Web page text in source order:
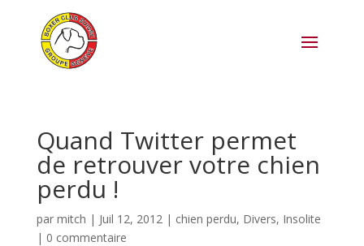
Quand Twitter permet
de retrouver votre chien
perdu !
par mitch | Juil 12, 2012| chien perdu, Divers, Insolite
| 0 commentaire